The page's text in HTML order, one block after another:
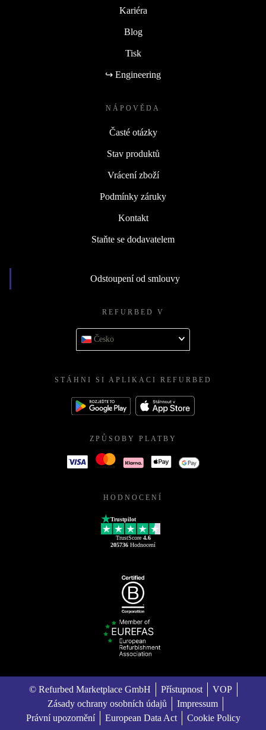
Kariéra
Blog
Tisk
↪ Engineering
NÁPOVĚDA
Časté otázky
Stav produktů
Vrácení zboží
Podmínky záruky
Kontakt
Staňte se dodavatelem
Odstoupení od smlouvy
REFURBED V
Česko
STÁHNI SI APLIKACI REFURBED
ZPŮSOBY PLATBY
HODNOCENÍ
Trustpilot
TrustScore 4.6
205736 Hodnocení
© Refurbed Marketplace GmbH Přístupnost
VOP
Zásady ochrany osobních údajů
Impressum
Právní upozornění
European Data Act Cookie Policy